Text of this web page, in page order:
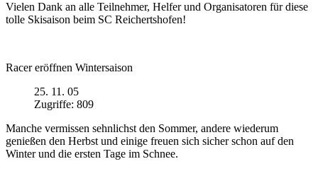
Vielen Dank an alle Teilnehmer, Helfer und Organisatoren für diese
tolle Skisaison beim SC Reichertshofen!
Racer eröffnen Wintersaison
25. 11. 05
Zugriffe: 809
Manche vermissen sehnlichst den Sommer, andere wiederum
genießen den Herbst und einige freuen sich sicher schon auf den
Winter und die ersten Tage im Schnee.